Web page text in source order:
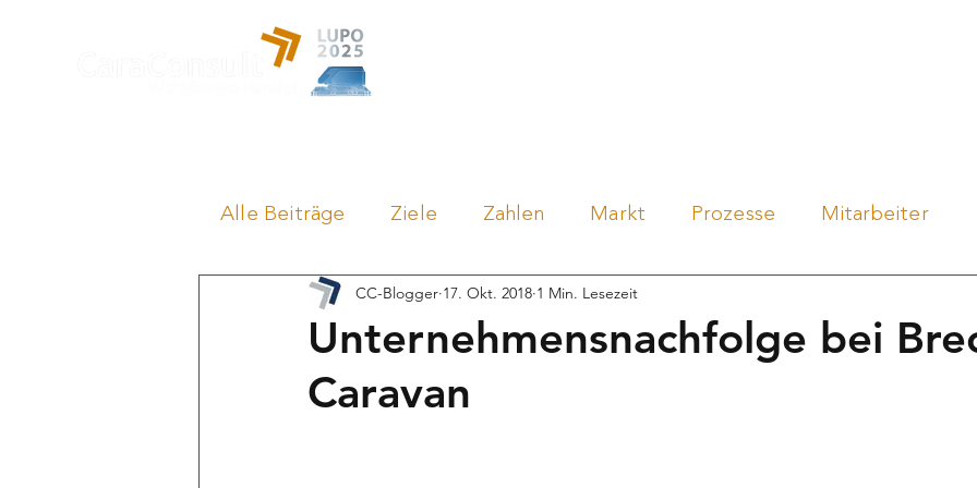
Unternehmensnachfolge bei
Caravan
CC-Blogger 17. Okt. 2018 1 Min. Lesezeit
Alle Beiträge Ziele Zahlen Markt Prozesse Mitarbeiter